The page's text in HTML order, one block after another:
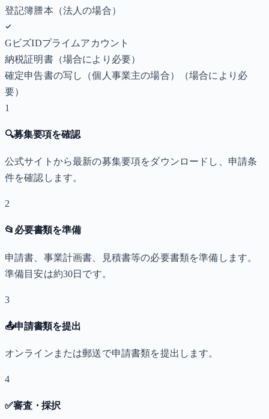
登記簿謄本（法人の場合）
GビズIDプライムアカウント
納税証明書（場合により必要）
確定申告書の写し（個人事業主の場合）
（場合により必
要）
1
🔍募集要項を確認
公式サイトから最新の募集要項をダウンロードし、申請条
件を確認します。
2
📂 必要書類を準備
申請書、事業計画書、見積書等の必要書類を準備します。
準備目安は約30日です。
3
📤申請書類を提出
オンラインまたは郵送で申請書類を提出します。
4
✅審査・採択